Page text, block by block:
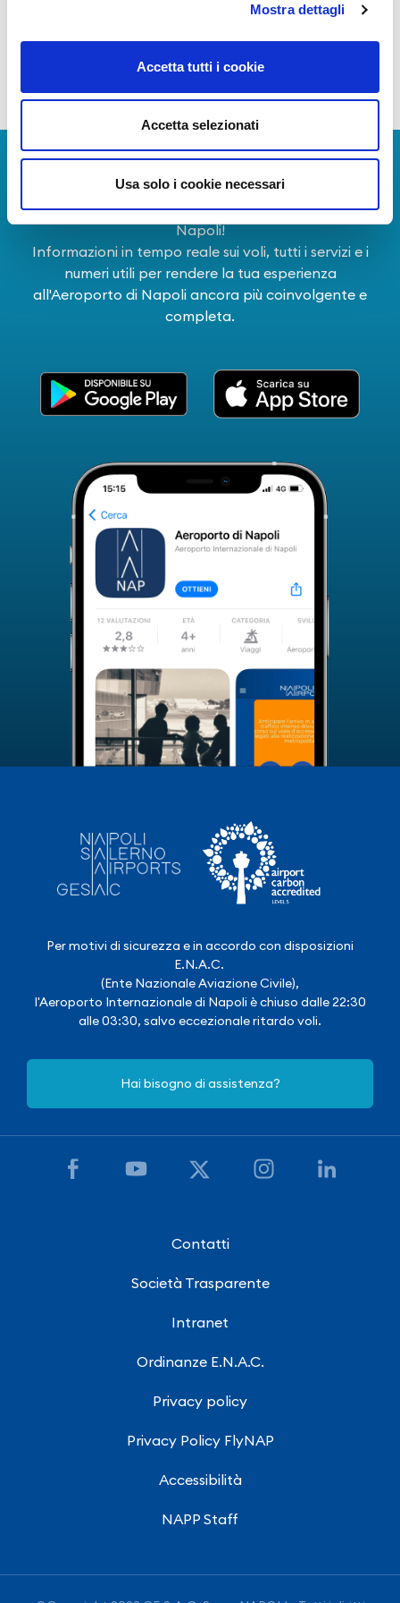
Mostra dettagli
Accetta tutti i cookie
Accetta selezionati
Usa solo i cookie necessari
altri stakeholder, con l'obiettivo comune di
generando valore per il territorio, sostenibile
nel tempo.
Scarica l'app
La Guida dei Servizi dell'Aeroporto Internazionale di
Napoli!
Informazioni in tempo reale sui voli, tutti i servizi e i
numeri utili per rendere la tua esperienza
all'Aeroporto di Napoli ancora più coinvolgente e
completa.
Per motivi di sicurezza e in accordo con disposizioni
E.N.A.C.
(Ente Nazionale Aviazione Civile),
l'Aeroporto Internazionale di Napoli è chiuso dalle 22:30
alle 03:30, salvo eccezionale ritardo voli.
Hai bisogno di assistenza?
Contatti
Società Trasparente
Intranet
Ordinanze E.N.A.C.
Privacy policy
Privacy Policy FlyNAP
Accessibilità
NAPP Staff